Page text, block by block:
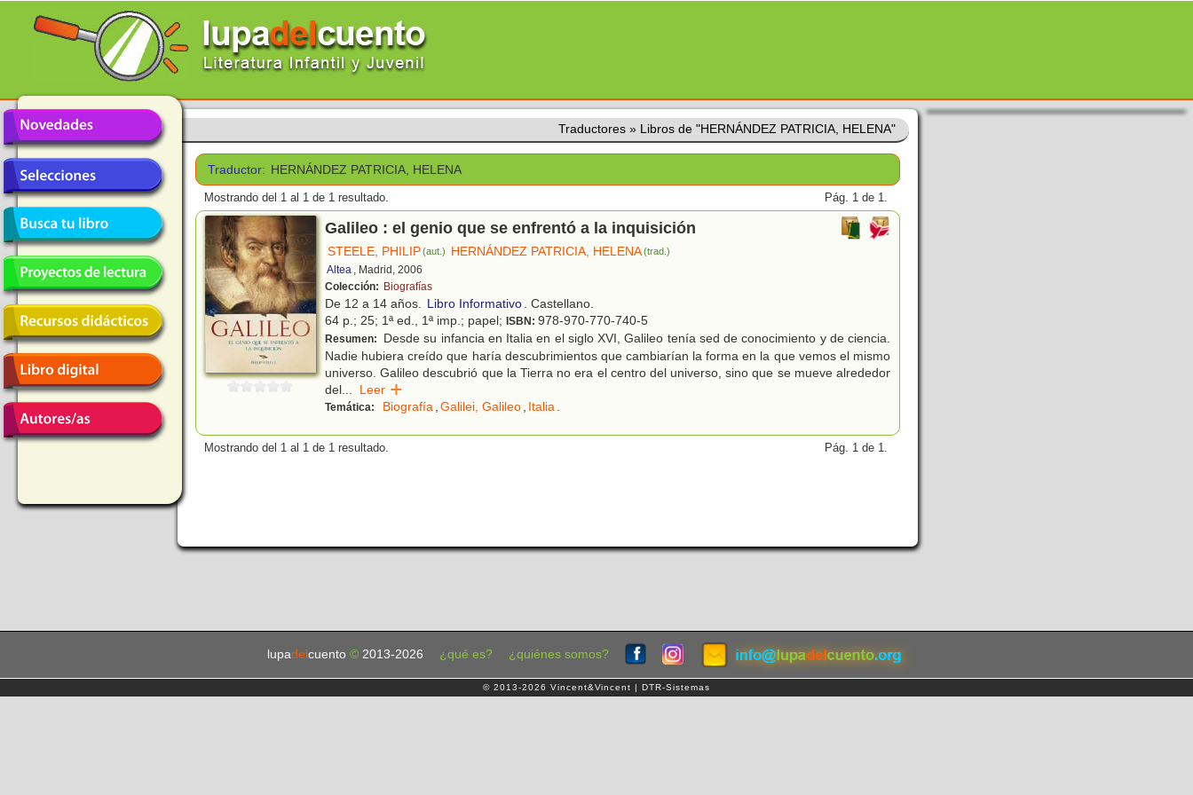
Traductores » Libros de "HERNÁNDEZ PATRICIA, HELENA"
Traductor: HERNÁNDEZ PATRICIA, HELENA
Mostrando del 1 al 1 de 1 resultado. Pág. 1 de 1.
Galileo : el genio que se enfrentó a la inquisición
STEELE, PHILIP(aut.) HERNÁNDEZ PATRICIA, HELENA(trad.)
Altea , Madrid, 2006
Colección: Biografías
De 12 a 14 años. Libro Informativo. Castellano.
64 p.; 25; 1ª ed., 1ª imp.; papel; ISBN: 978-970-770-740-5
Resumen:
Desde su infancia en Italia en el siglo XVI, Galileo tenía sed de conocimiento y de ciencia.
Nadie hubiera creído que haría descubrimientos que cambiarían la forma en la que vemos el mismo
universo. Galileo descubrió que la Tierra no era el centro del universo, sino que se mueve alrededor
del... Leer
Temática: Biografía,Galilei, Galileo, Italia.
Mostrando del 1 al 1 de 1 resultado. Pág. 1 de 1.
lupadel cuento © 2013-2026 ¿qué es? ¿quiénes somos?
© 2013-2026 Vincent&Vincent | DTR-Sistemas